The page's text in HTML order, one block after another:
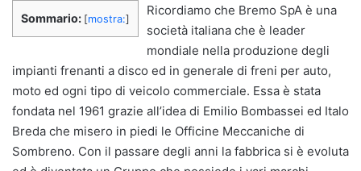
Sommario: [mostra:]
Ricordiamo che Bremo SpA è una
società italiana che è leader
mondiale nella produzione degli
impianti frenanti a disco ed in generale di freni per auto,
moto ed ogni tipo di veicolo commerciale. Essa è stata
fondata nel 1961 grazie all’idea di Emilio Bombassei ed Italo
Breda che misero in piedi le Officine Meccaniche di
Sombreno. Con il passare degli anni la fabbrica si è evoluta